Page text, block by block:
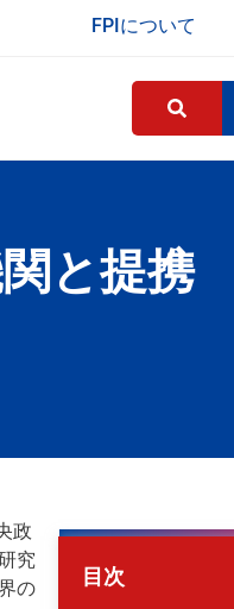
FPIについて
と提携
政
究
の
目次